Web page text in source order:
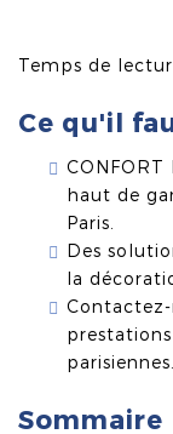
Temps de
Ce qu'il
CONFORT
haut de
Paris.
Des
la
parisiennes.
Sommaire